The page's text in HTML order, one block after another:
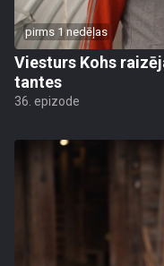
pirms 1 nedēļas
Viesturs Kohs
tantes
36. epizode